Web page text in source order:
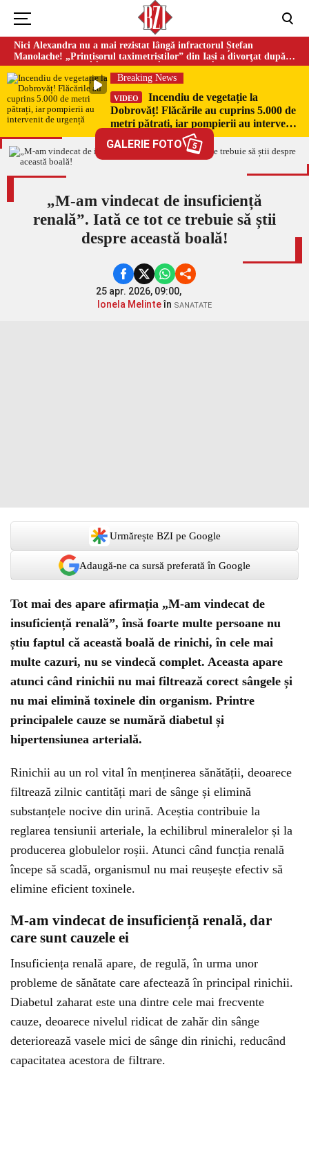
Nici Alexandra nu a mai rezistat lângă infractorul Ștefan
Manolache! „Prințișorul taximetriștilor” din Iași a divorţat după
doi ani de căsnicie
Breaking News
VIDEO
Incendiu de vegetație la
Dobrovăț! Flăcările au cuprins 5.000 de
metri pătrați, iar pompierii au intervenit
GALERIE FOTO 5
„M-am vindecat de insuficiență
renală”. Iată ce tot ce trebuie să știi
despre această boală!
25 apr. 2026, 09:00,
Ionela Melinteîn SANATATE
Urmărește BZI pe Google
Adaugă-ne ca sursă preferată în Google
Tot mai des apare afirmația „M-am vindecat de
insuficiență renală”, însă foarte multe persoane nu
știu faptul că această boală de rinichi, în cele mai
multe cazuri, nu se vindecă complet. Aceasta apare
atunci când rinichii nu mai filtrează corect sângele și
nu mai elimină toxinele din organism. Printre
principalele cauze se numără diabetul și
hipertensiunea arterială.
Rinichii au un rol vital în menținerea sănătății, deoarece
filtrează zilnic cantități mari de sânge și elimină
substanțele nocive din urină. Aceștia contribuie la
reglarea tensiunii arteriale, la echilibrul mineralelor și la
producerea globulelor roșii. Atunci când funcția renală
începe să scadă, organismul nu mai reușește efectiv să
elimine eficient toxinele.
M-am vindecat de insuficiență renală, dar
care sunt cauzele ei
Insuficiența renală apare, de regulă, în urma unor
probleme de sănătate care afectează în principal rinichii.
Diabetul zaharat este una dintre cele mai frecvente
cauze, deoarece nivelul ridicat de zahăr din sânge
deteriorează vasele mici de sânge din rinichi, reducând
capacitatea acestora de filtrare.